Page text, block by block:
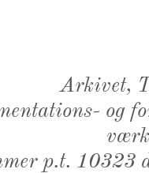
Arkivet,
og
p.t. 10323